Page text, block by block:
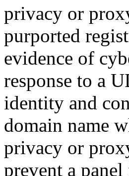
privacy or
purported
evidence of
response to a
identity and
domain name
privacy or
prevent a